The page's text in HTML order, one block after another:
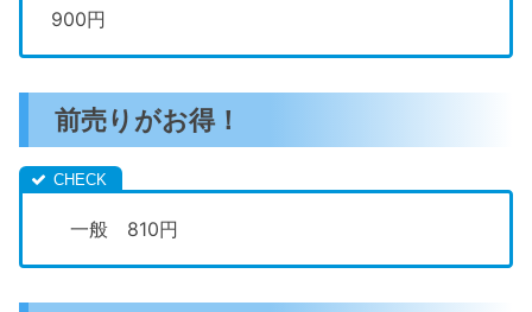
900円
前売りがお得！
一般 810円